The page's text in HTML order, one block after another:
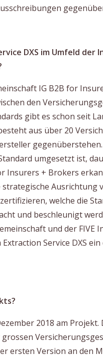
DXS im Umfeld der
IG B2B for
den
gibt es schon seit
aus über 20
umgesetzt ist,
Insurers + Brokers
Ausrichtung
welche die
und beschleunigt
und der FIVE
Service DXS
2018 am
ersten Version an den